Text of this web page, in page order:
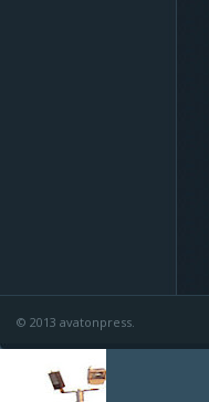
© 2013 avatonpress.